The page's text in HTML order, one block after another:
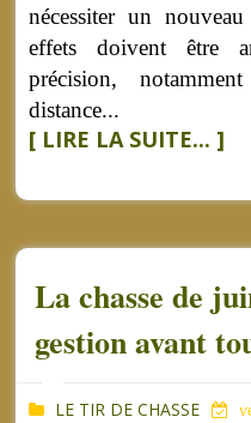
nécessiter un
effets doivent être
précision,
distance...
[ LIRE LA SUITE... ]
La chasse de
gestion avant
LE TIR DE CHASSE